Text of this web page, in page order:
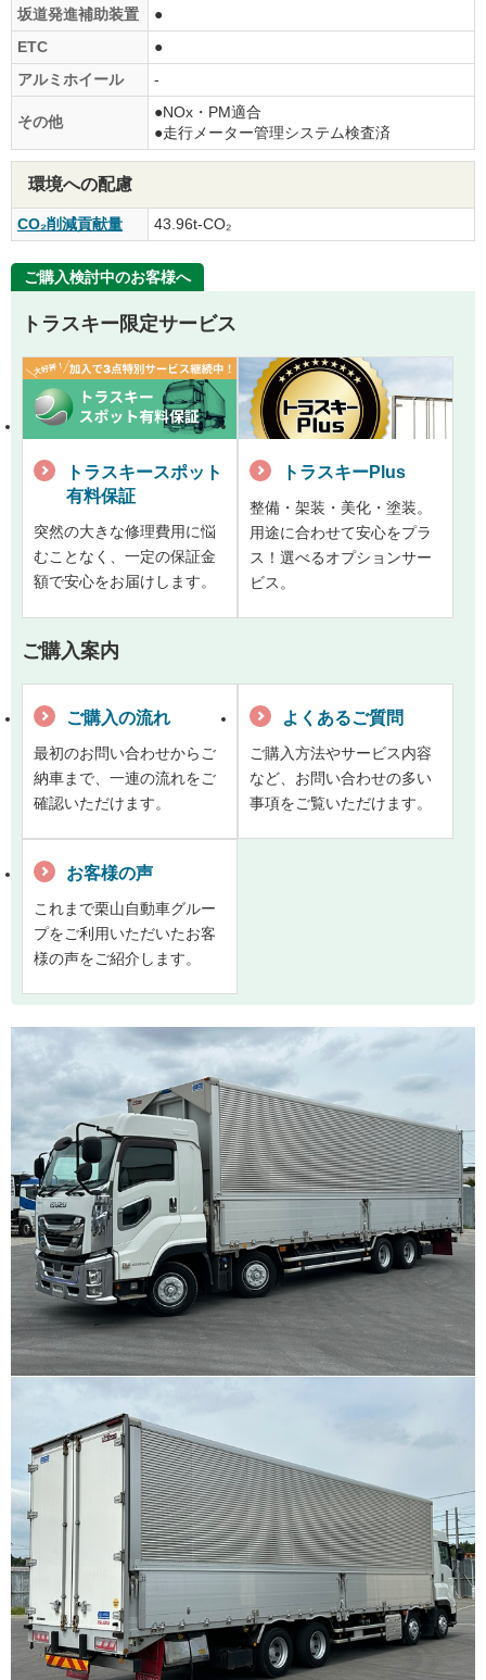
坂道発進補助装置
●
ETC
●
アルミホイール
-
その他
●NOx・PM適合
●走行メーター管理システム検査済
環境への配慮
CO₂削減貢献量 43.96t-CO₂
ご購入検討中のお客様へ
トラスキー限定サービス
トラスキースポット
有料保証
突然の大きな修理費用に悩
むことなく、一定の保証金
額で安心をお届けします。
トラスキーPlus
整備・架装・美化・塗装。
用途に合わせて安心をプラ
ス！選べるオプションサー
ビス。
ご購入案内
ご購入の流れ
最初のお問い合わせからご
納車まで、一連の流れをご
確認いただけます。
よくあるご質問
ご購入方法やサービス内容
など、お問い合わせの多い
事項をご覧いただけます。
お客様の声
これまで栗山自動車グルー
プをご利用いただいたお客
様の声をご紹介します。